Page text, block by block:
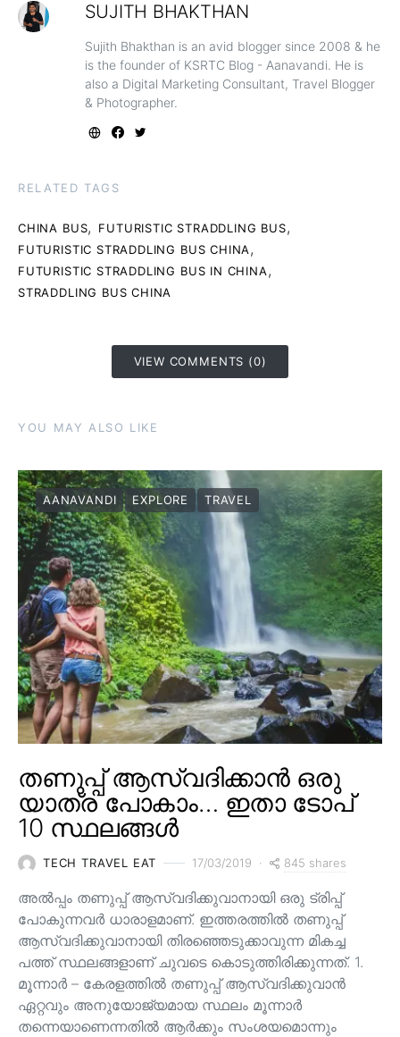
SUJITH BHAKTHAN
Sujith Bhakthan is an avid blogger since 2008 & he
is the founder of KSRTC Blog - Aanavandi. He is
also a Digital Marketing Consultant, Travel Blogger
& Photographer.
RELATED TAGS
CHINA BUS, FUTURISTIC STRADDLING BUS,
FUTURISTIC STRADDLING BUS CHINA ,
FUTURISTIC STRADDLING BUS IN CHINA ,
STRADDLING BUS CHINA
VIEW COMMENTS (0)
YOU MAY ALSO LIKE
AANAVANDI EXPLORE TRAVEL
തണുപ്പ് ആസ്വദിക്കാൻ ഒരു
യാത്ര പോകാം… ഇതാ ടോപ്
10 സ്ഥലങ്ങൾ
TECH TRAVEL EAT 17/03/2019 845 shares
അൽപ്പം തണുപ്പ് ആസ്വദിക്കുവാനായി ഒരു ട്രിപ്പ്
പോകുന്നവർ ധാരാളമാണ്. ഇത്തരത്തിൽ തണുപ്പ്
ആസ്വദിക്കുവാനായി തിരഞ്ഞെടുക്കാവുന്ന മികച്ച
പത്ത് സ്ഥലങ്ങളാണ് ചുവടെ കൊടുത്തിരിക്കുന്നത്. 1.
മൂന്നാർ – കേരളത്തിൽ തണുപ്പ് ആസ്വദിക്കുവാൻ
ഏറ്റവും അനുയോജ്യമായ സ്ഥലം മൂന്നാർ
തന്നെയാണെന്നതിൽ ആർക്കും സംശയമൊന്നും